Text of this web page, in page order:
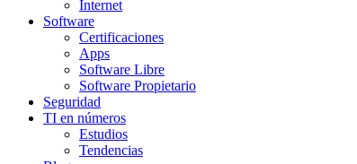
Internet
Software
Certificaciones
Apps
Software Libre
Software Propietario
Seguridad
TI en números
Estudios
Tendencias